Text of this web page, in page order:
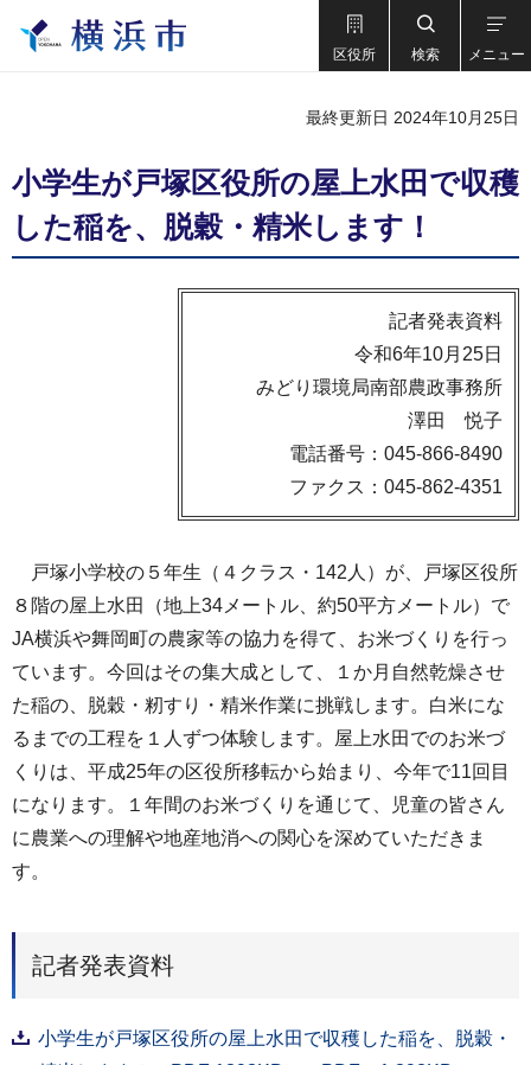
区役所 検索 メニュー
最終更新日 2024年10月25日
小学生が戸塚区役所の屋上水田で収穫
した稲を、脱穀・精米します！
記者発表資料
令和6年10月25日
みどり環境局南部農政事務所
澤田 悦子
電話番号：045-866-8490
ファクス：045-862-4351
戸塚小学校の５年生（４クラス・142人）が、戸塚区役所
８階の屋上水田（地上34メートル、約50平方メートル）で
JA横浜や舞岡町の農家等の協力を得て、お米づくりを行っ
ています。今回はその集大成として、１か月自然乾燥させ
た稲の、脱穀・籾すり・精米作業に挑戦します。白米にな
るまでの工程を１人ずつ体験します。屋上水田でのお米づ
くりは、平成25年の区役所移転から始まり、今年で11回目
になります。１年間のお米づくりを通じて、児童の皆さん
に農業への理解や地産地消への関心を深めていただきま
す。
記者発表資料
小学生が戸塚区役所の屋上水田で収穫した稲を、脱穀・